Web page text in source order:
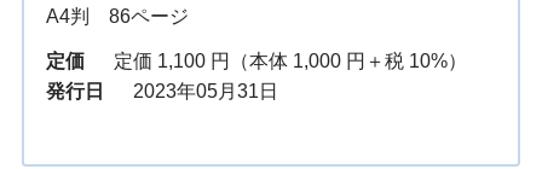
A4判 86ページ
定価
定価 1,100 円（本体 1,000 円＋税 10%）
発行日
2023年05月31日